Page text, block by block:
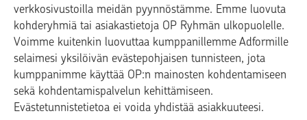
verkkosivustoilla meidän pyynnöstämme. Emme luovuta
kohderyhmiä tai asiakastietoja OP Ryhmän ulkopuolelle.
Voimme kuitenkin luovuttaa kumppanillemme Adformille
selaimesi yksilöivän evästepohjaisen tunnisteen, jota
kumppanimme käyttää OP:n mainosten kohdentamiseen
sekä kohdentamispalvelun kehittämiseen.
Evästetunnistetietoa ei voida yhdistää asiakkuuteesi.